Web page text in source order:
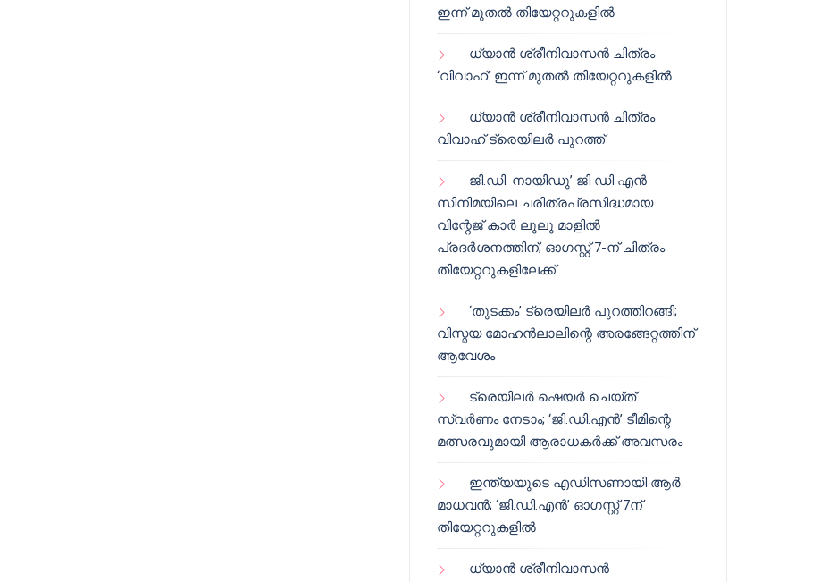
ഇന്ന് മുതൽ തിയേറ്ററുകളിൽ
ധ്യാൻ ശ്രീനിവാസൻ ചിത്രം
‘വിവാഹ്’ ഇന്ന് മുതൽ തിയേറ്ററുകളിൽ
ധ്യാൻ ശ്രീനിവാസൻ ചിത്രം
വിവാഹ് ട്രെയിലർ പുറത്ത്
ജി.ഡി. നായിഡു’ ജി ഡി എൻ
സിനിമയിലെ ചരിത്രപ്രസിദ്ധമായ
വിന്റേജ് കാർ ലുലു മാളിൽ
പ്രദർശനത്തിന്; ഓഗസ്റ്റ് 7-ന് ചിത്രം
തിയേറ്ററുകളിലേക്ക്
‘തുടക്കം’ ട്രെയിലർ പുറത്തിറങ്ങി;
വിസ്മയ മോഹൻലാലിന്റെ അരങ്ങേറ്റത്തിന്
ആവേശം
ട്രെയിലർ ഷെയർ ചെയ്‌ത്
സ്വർണം നേടാം; ‘ജി.ഡി.എൻ’ ടീമിന്റെ
മത്സരവുമായി ആരാധകർക്ക് അവസരം
ഇന്ത്യയുടെ എഡിസണായി ആർ.
മാധവൻ; ‘ജി.ഡി.എൻ’ ഓഗസ്റ്റ് 7ന്
തിയേറ്ററുകളിൽ
ധ്യാൻ ശ്രീനിവാസൻ